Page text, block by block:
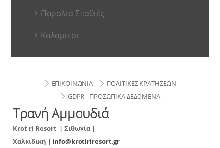
Παραλία Σπαθιές
Καλαμίτσι
ΕΠΙΚΟΙΝΩΝΙΑ
ΠΟΛΙΤΙΚΕΣ ΚΡΑΤΗΣΕΩΝ
GDPR - ΠΡΟΣΩΠΙΚΑ ΔΕΔΟΜΕΝΑ
Τρανή Αμμουδιά
Krotiri Resort | Σιθωνία |
Χαλκιδική | info@krotiriresort.gr